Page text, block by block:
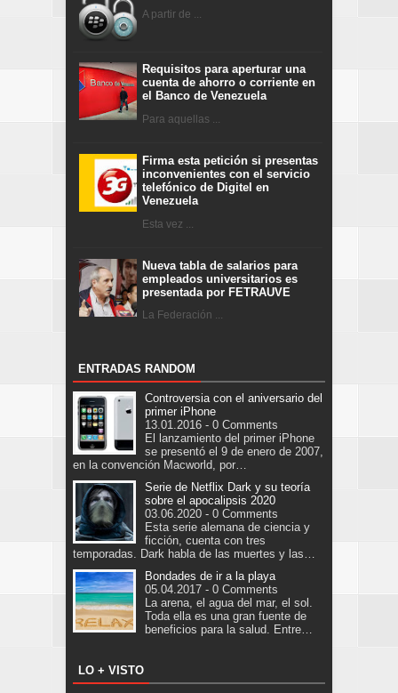
A partir de ...
Requisitos para aperturar una
cuenta de ahorro o corriente en
el Banco de Venezuela
Para aquellas ...
Firma esta petición si presentas
inconvenientes con el servicio
telefónico de Digitel en
Venezuela
Esta vez ...
Nueva tabla de salarios para
empleados universitarios es
presentada por FETRAUVE
La Federación ...
ENTRADAS RANDOM
Controversia con el aniversario del
primer iPhone
13.01.2016 - 0 Comments
El lanzamiento del primer iPhone
se presentó el 9 de enero de 2007,
en la convención Macworld, por…
Serie de Netflix Dark y su teoría
sobre el apocalipsis 2020
03.06.2020 - 0 Comments
Esta serie alemana de ciencia y
ficción, cuenta con tres
temporadas. Dark habla de las muertes y las…
Bondades de ir a la playa
05.04.2017 - 0 Comments
La arena, el agua del mar, el sol.
Toda ella es una gran fuente de
beneficios para la salud. Entre…
LO + VISTO